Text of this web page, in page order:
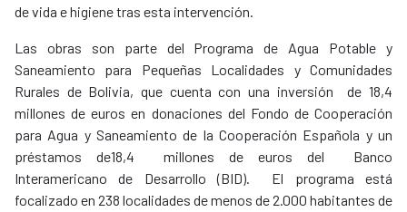
de vida e higiene tras esta intervención.
Las obras son parte del Programa de Agua Potable y
Saneamiento para Pequeñas Localidades y Comunidades
Rurales de Bolivia, que cuenta con una inversión de 18,4
millones de euros en donaciones del Fondo de Cooperación
para Agua y Saneamiento de la Cooperación Española y un
préstamos de18,4 millones de euros del Banco
Interamericano de Desarrollo (BID). El programa está
focalizado en 238 localidades de menos de 2.000 habitantes de